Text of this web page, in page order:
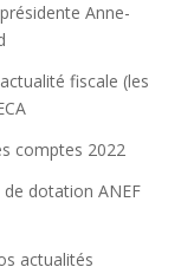
Anne-
fiscale (les
comptes 2022
dotation ANEF
actualités